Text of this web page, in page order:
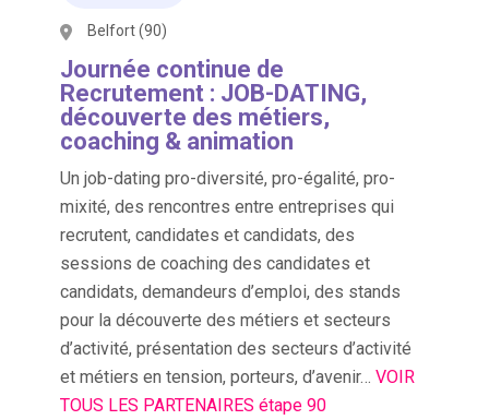
Belfort (90)
Journée continue de
Recrutement : JOB-DATING,
découverte des métiers,
coaching & animation
Un job-dating pro-diversité, pro-égalité, pro-
mixité, des rencontres entre entreprises qui
recrutent, candidates et candidats, des
sessions de coaching des candidates et
candidats, demandeurs d’emploi, des stands
pour la découverte des métiers et secteurs
d’activité, présentation des secteurs d’activité
et métiers en tension, porteurs, d’avenir… VOIR
TOUS LES PARTENAIRES étape 90